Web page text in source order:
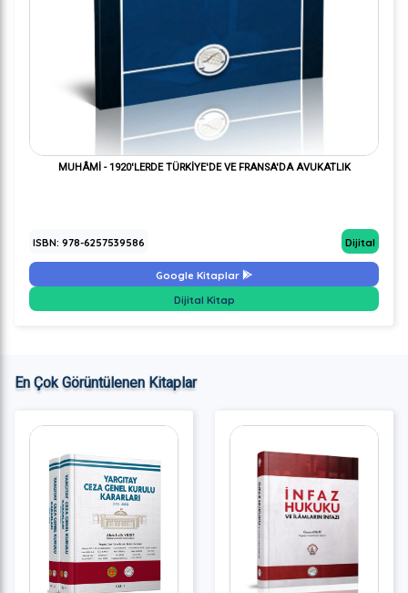
MUHÂMİ - 1920'LERDE TÜRKİYE'DE VE FRANSA'DA AVUKATLIK
ISBN: 978-6257539586 Dijital
Google Kitaplar
Dijital Kitap
En Çok Görüntülenen Kitaplar